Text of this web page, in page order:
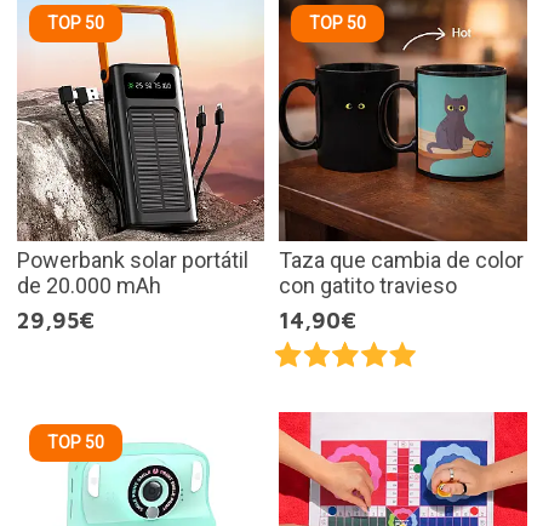
TOP 50
Powerbank solar portátil
de 20.000 mAh
29,95€
TOP 50
Taza que cambia de color
con gatito travieso
14,90€
TOP 50